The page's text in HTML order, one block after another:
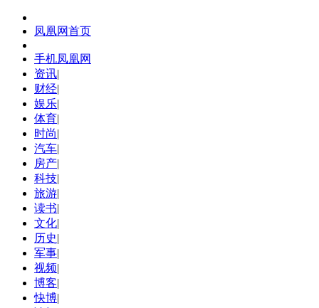
凤凰网首页
手机凤凰网
资讯|
财经|
娱乐|
体育|
时尚|
汽车|
房产|
科技|
旅游|
读书|
文化|
历史|
军事|
视频|
博客|
快博|